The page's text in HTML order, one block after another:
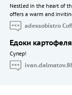
Nestled in the heart of
offers a warm and
adessobistro
Едоки картофеля
Cупер!